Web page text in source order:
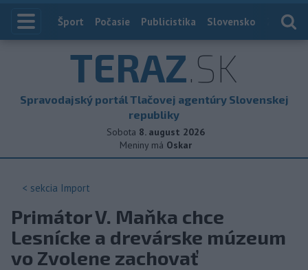
Index
Šport Počasie Publicistika Slovensko
TERAZ.SK
Spravodajský portál Tlačovej agentúry Slovenskej
republiky
Sobota 8. august 2026
Meniny má Oskar
< sekcia Import
Primátor V. Maňka chce
Lesnícke a drevárske múzeum
vo Zvolene zachovať